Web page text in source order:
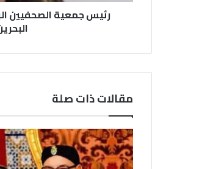
رئيس جمعية الصحفيين
مقالات ذات صلة